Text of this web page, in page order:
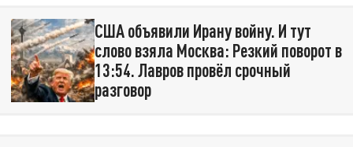
США объявили Ирану войну. И тут
слово взяла Москва: Резкий поворот в
13:54. Лавров провёл срочный
разговор